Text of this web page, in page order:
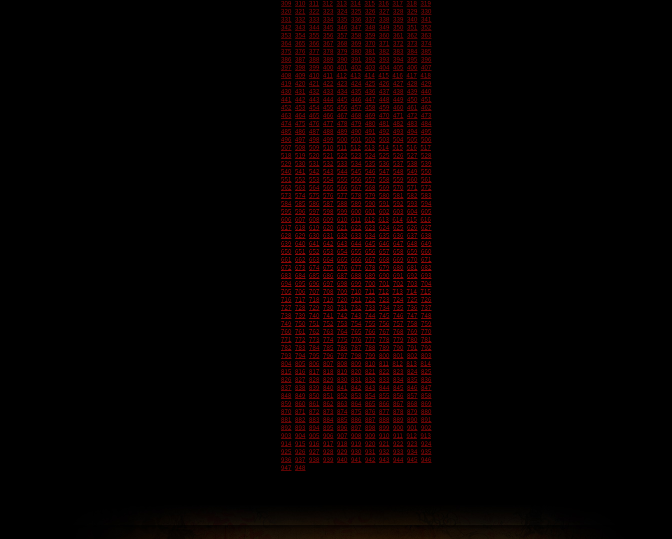
309 310 311 312 313 314 315 316 317 318 319
320 321 322 323 324 325 326 327 328 329 330
331 332 333 334 335 336 337 338 339 340 341
342 343 344 345 346 347 348 349 350 351 352
353 354 355 356 357 358 359 360 361 362 363
364 365 366 367 368 369 370 371 372 373 374
375 376 377 378 379 380 381 382 383 384 385
386 387 388 389 390 391 392 393 394 395 396
397 398 399 400 401 402 403 404 405 406 407
408 409 410 411 412 413 414 415 416 417 418
419 420 421 422 423 424 425 426 427 428 429
430 431 432 433 434 435 436 437 438 439 440
441 442 443 444 445 446 447 448 449 450 451
452 453 454 455 456 457 458 459 460 461 462
463 464 465 466 467 468 469 470 471 472 473
474 475 476 477 478 479 480 481 482 483 484
485 486 487 488 489 490 491 492 493 494 495
496 497 498 499 500 501 502 503 504 505 506
507 508 509 510 511 512 513 514 515 516 517
518 519 520 521 522 523 524 525 526 527 528
529 530 531 532 533 534 535 536 537 538 539
540 541 542 543 544 545 546 547 548 549 550
551 552 553 554 555 556 557 558 559 560 561
562 563 564 565 566 567 568 569 570 571 572
573 574 575 576 577 578 579 580 581 582 583
584 585 586 587 588 589 590 591 592 593 594
595 596 597 598 599 600 601 602 603 604 605
606 607 608 609 610 611 612 613 614 615 616
617 618 619 620 621 622 623 624 625 626 627
628 629 630 631 632 633 634 635 636 637 638
639 640 641 642 643 644 645 646 647 648 649
650 651 652 653 654 655 656 657 658 659 660
661 662 663 664 665 666 667 668 669 670 671
672 673 674 675 676 677 678 679 680 681 682
683 684 685 686 687 688 689 690 691 692 693
694 695 696 697 698 699 700 701 702 703 704
705 706 707 708 709 710 711 712 713 714 715
716 717 718 719 720 721 722 723 724 725 726
727 728 729 730 731 732 733 734 735 736 737
738 739 740 741 742 743 744 745 746 747 748
749 750 751 752 753 754 755 756 757 758 759
760 761 762 763 764 765 766 767 768 769 770
771 772 773 774 775 776 777 778 779 780 781
782 783 784 785 786 787 788 789 790 791 792
793 794 795 796 797 798 799 800 801 802 803
804 805 806 807 808 809 810 811 812 813 814
815 816 817 818 819 820 821 822 823 824 825
826 827 828 829 830 831 832 833 834 835 836
837 838 839 840 841 842 843 844 845 846 847
848 849 850 851 852 853 854 855 856 857 858
859 860 861 862 863 864 865 866 867 868 869
870 871 872 873 874 875 876 877 878 879 880
881 882 883 884 885 886 887 888 889 890 891
892 893 894 895 896 897 898 899 900 901 902
903 904 905 906 907 908 909 910 911 912 913
914 915 916 917 918 919 920 921 922 923 924
925 926 927 928 929 930 931 932 933 934 935
936 937 938 939 940 941 942 943 944 945 946
947 948